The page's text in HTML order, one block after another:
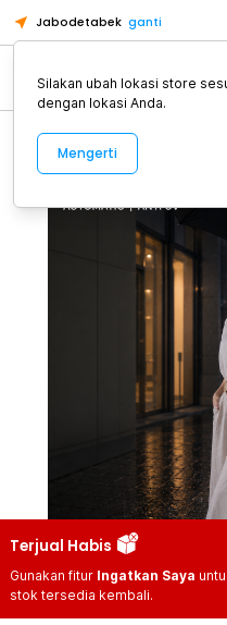
Jabodetabek ganti
Alat Kopi
Terjual Habis
Gunakan fitur Ingatkan Saya
stok tersedia kembali.
Silakan ubah lokasi store
dengan lokasi Anda.
Mengerti